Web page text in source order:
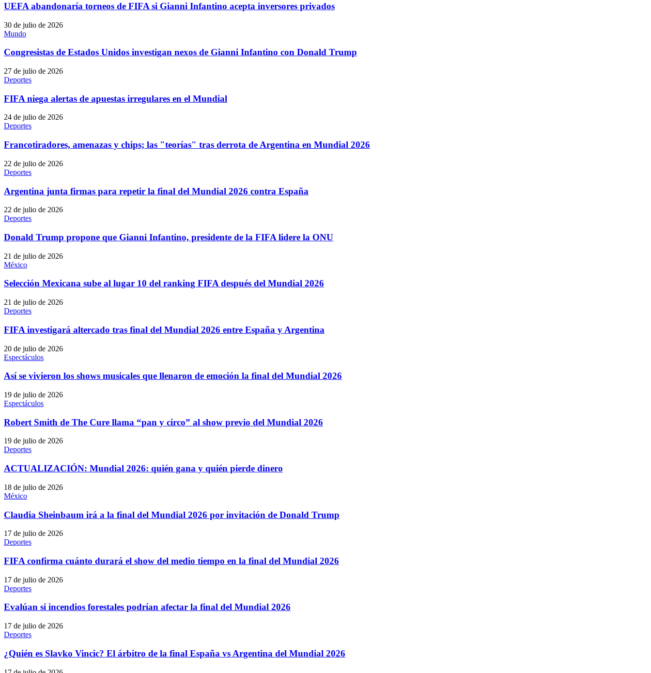
UEFA abandonaría torneos de FIFA si Gianni Infantino acepta inversores privados
30 de julio de 2026
Mundo
Congresistas de Estados Unidos investigan nexos de Gianni Infantino con Donald Trump
27 de julio de 2026
Deportes
FIFA niega alertas de apuestas irregulares en el Mundial
24 de julio de 2026
Deportes
Francotiradores, amenazas y chips; las "teorías" tras derrota de Argentina en Mundial 2026
22 de julio de 2026
Deportes
Argentina junta firmas para repetir la final del Mundial 2026 contra España
22 de julio de 2026
Deportes
Donald Trump propone que Gianni Infantino, presidente de la FIFA lidere la ONU
21 de julio de 2026
México
Selección Mexicana sube al lugar 10 del ranking FIFA después del Mundial 2026
21 de julio de 2026
Deportes
FIFA investigará altercado tras final del Mundial 2026 entre España y Argentina
20 de julio de 2026
Espectáculos
Así se vivieron los shows musicales que llenaron de emoción la final del Mundial 2026
19 de julio de 2026
Espectáculos
Robert Smith de The Cure llama “pan y circo” al show previo del Mundial 2026
19 de julio de 2026
Deportes
ACTUALIZACIÓN: Mundial 2026: quién gana y quién pierde dinero
18 de julio de 2026
México
Claudia Sheinbaum irá a la final del Mundial 2026 por invitación de Donald Trump
17 de julio de 2026
Deportes
FIFA confirma cuánto durará el show del medio tiempo en la final del Mundial 2026
17 de julio de 2026
Deportes
Evalúan si incendios forestales podrían afectar la final del Mundial 2026
17 de julio de 2026
Deportes
¿Quién es Slavko Vincic? El árbitro de la final España vs Argentina del Mundial 2026